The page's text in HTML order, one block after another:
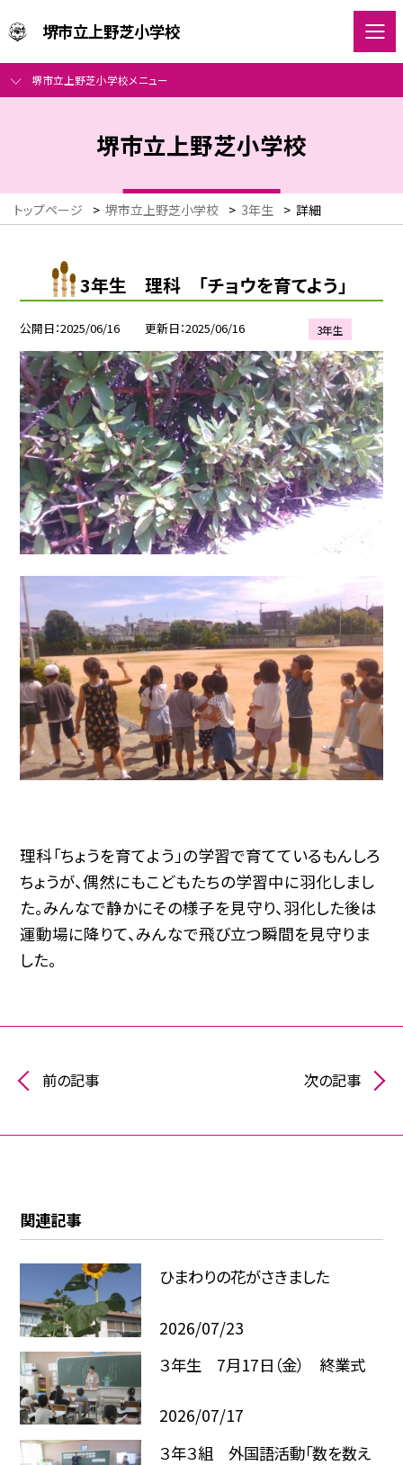
堺市立上野芝小学校
堺市立上野芝小学校メニュー
堺市立上野芝小学校
トップページ > 堺市立上野芝小学校 > 3年生 > 詳細
3年生 理科 「チョウを育てよう」
公開日 2025/06/16 更新日 2025/06/16 3年生
理科「ちょうを育てよう」の学習で育てているもんしろ
ちょうが、偶然にもこどもたちの学習中に羽化しまし
た。みんなで静かにその様子を見守り、羽化した後は
運動場に降りて、みんなで飛び立つ瞬間を見守りま
した。
前の記事 次の記事
関連記事
ひまわりの花がさきました
2026/07/23
３年生 7月17日（金） 終業式
2026/07/17
３年３組 外国語活動「数を数え